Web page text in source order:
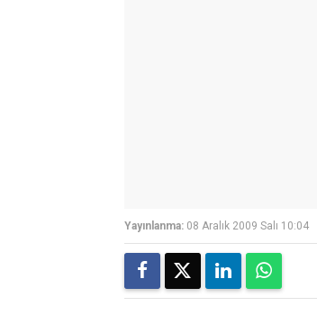
Yayınlanma: 08 Aralık 2009 Salı 10:04